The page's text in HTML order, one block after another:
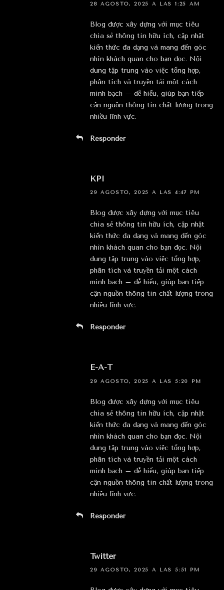
28 AGOSTO, 2025 A LAS 1:25 AM
Blog được xây dựng với mục tiêu
chia sẻ thông tin hữu ích, cập nhật
kiến thức đa dạng và mang đến góc
nhìn khách quan cho bạn đọc. Nội
dung tập trung vào việc tổng hợp,
phân tích và truyền tải một cách
minh bạch – dễ hiểu, giúp bạn tiếp
cận nguồn thông tin chất lượng trong
nhiều lĩnh vực.
Responder
KPI
29 AGOSTO, 2025 A LAS 4:47 PM
Blog được xây dựng với mục tiêu
chia sẻ thông tin hữu ích, cập nhật
kiến thức đa dạng và mang đến góc
nhìn khách quan cho bạn đọc. Nội
dung tập trung vào việc tổng hợp,
phân tích và truyền tải một cách
minh bạch – dễ hiểu, giúp bạn tiếp
cận nguồn thông tin chất lượng trong
nhiều lĩnh vực.
Responder
E-A-T
29 AGOSTO, 2025 A LAS 5:20 PM
Blog được xây dựng với mục tiêu
chia sẻ thông tin hữu ích, cập nhật
kiến thức đa dạng và mang đến góc
nhìn khách quan cho bạn đọc. Nội
dung tập trung vào việc tổng hợp,
phân tích và truyền tải một cách
minh bạch – dễ hiểu, giúp bạn tiếp
cận nguồn thông tin chất lượng trong
nhiều lĩnh vực.
Responder
Twitter
29 AGOSTO, 2025 A LAS 5:51 PM